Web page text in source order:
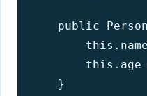
public
this.age
    }